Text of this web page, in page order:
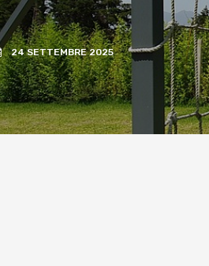
24 SETTEMBRE 2025